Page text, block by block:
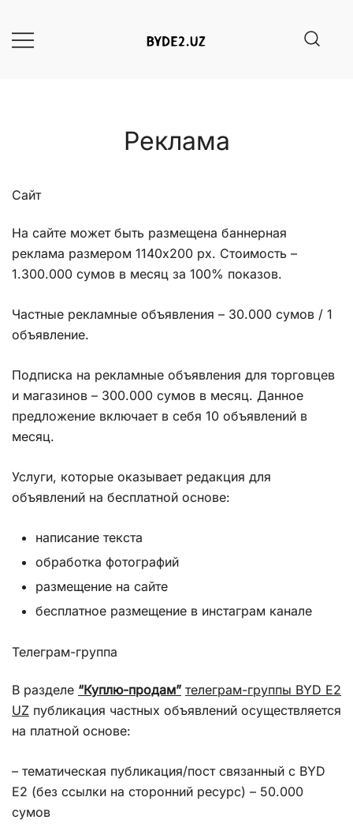
content
Реклама
Сайт
На сайте может быть размещена баннерная
реклама размером 1140х200 px. Стоимость –
1.300.000 сумов в месяц за 100% показов.
Частные рекламные объявления – 30.000 сумов / 1
объявление.
Подписка на рекламные объявления для торговцев
и магазинов – 300.000 сумов в месяц. Данное
предложение включает в себя 10 объявлений в
месяц.
Услуги, которые оказывает редакция для
объявлений на бесплатной основе:
написание текста
обработка фотографий
размещение на сайте
бесплатное размещение в инстаграм канале
Телеграм-группа
В разделе “Куплю-продам” телеграм-группы BYD E2
UZ публикация частных объявлений осуществляется
на платной основе:
– тематическая публикация/пост связанный с BYD
E2 (без ссылки на сторонний ресурс) – 50.000
сумов